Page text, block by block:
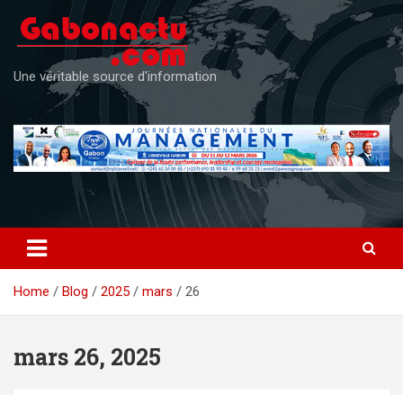
content
Une véritable source d'information
Home Blog 2025 mars 26
mars 26, 2025